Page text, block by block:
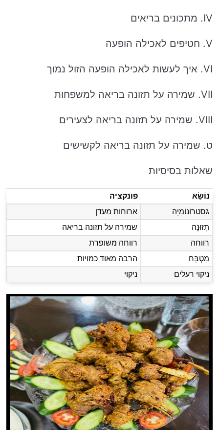
IV. מתכונים בריאים
V. חטיפים לאכילה הופעה
VI. איך לעשות לאכילה הופעה הזול נמוך
VII. שמירה על תזונה בריאה למשפחות
VIII. שמירה על תזונה בריאה לצעירים
ט. שמירה על תזונה בריאה לקשישים
שאלות בסיסיות
נוֹשֵׂא
פונקציה
גַסטרוֹנוֹמִיָה
ארוחות מעדן
תְזוּנָה
שמירה על תזונה בריאה
רווחה
רווחה משופרת
מִטְבָּח
הרבה מאוד כמויות
ניקוי רעלים
ניקוי